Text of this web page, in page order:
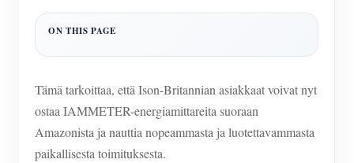
Virtuaalinen mittari
Energian ennuste- ja simulointijärjestelmä
Tämä tarkoittaa, että Ison-Britannian asiakkaat voivat nyt
ostaa IAMMETER-energiamittareita suoraan
Amazonista ja nauttia nopeammasta ja luotettavammasta
paikallisesta toimituksesta.